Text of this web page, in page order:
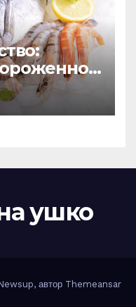
ушко
автор Themeansar